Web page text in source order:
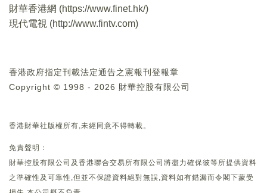
財華香港網 (https://www.finet.hk/)
現代電視 (http://www.fintv.com)
香港政府指定刊載法定通告之憲報刊登報章
Copyright © 1998 - 2026 財華控股有限公司
香港財華社版權所有,未經同意不得轉載。
免責聲明：
財華控股有限公司及香港聯合交易所有限公司將盡力確保彼等所提供資料
之準確性及可靠性,但並不保證資料絕對無誤,資料如有錯漏而令閣下蒙受